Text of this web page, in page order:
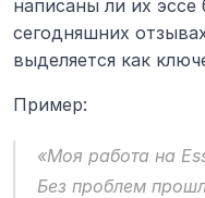
написаны ли их
сегодняшних
выделяется как
Пример:
«Моя работа на
Без проблем